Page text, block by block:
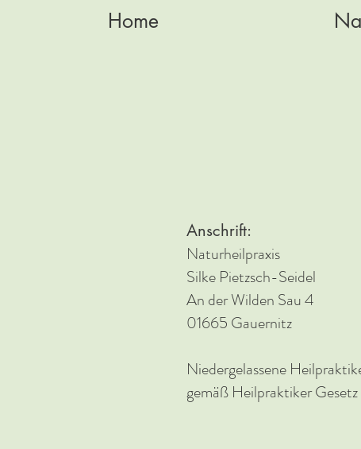
Home
Anschrift:
Naturheilpraxis
Silke Pietzsch-Seidel
An der Wilden Sau 4
01665 Gauernitz
Niedergelassene
gemäß Heilpraktiker